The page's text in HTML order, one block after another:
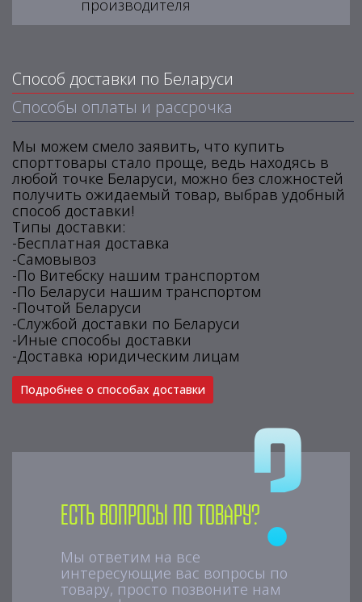
производителя
Способ доставки по Беларуси
Способы оплаты и рассрочка
Мы можем смело заявить, что купить
спорттовары стало проще, ведь находясь в
любой точке Беларуси, можно без сложностей
получить ожидаемый товар, выбрав удобный
способ доставки!
Типы доставки:
-Бесплатная доставка
-Самовывоз
-По Витебску нашим транспортом
-По Беларуси нашим транспортом
-Почтой Беларуси
-Службой доставки по Беларуси
-Иные способы доставки
-Доставка юридическим лицам
Подробнее о способах доставки
Есть вопросы по товару?
Мы ответим на все
интересующие вас вопросы по
товару, просто позвоните нам